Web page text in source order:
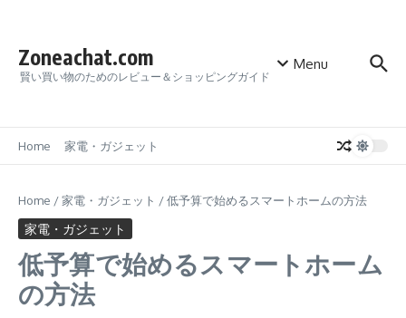
Zoneachat.com
賢い買い物のためのレビュー＆ショッピングガイド
Menu
Home 家電・ガジェット
Home /家電・ガジェット /低予算で始めるスマートホームの方法
家電・ガジェット
低予算で始めるスマートホーム
の方法